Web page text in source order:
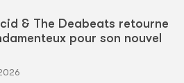
& The Deabeats retourne
pour son nouvel